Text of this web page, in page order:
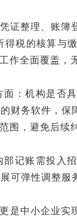
证整理、账簿
得税的核算与
作全面覆盖，
面：机构是否
财务软件，
围，避免后续
部记账需投入
可弹性调整
是中小企业实